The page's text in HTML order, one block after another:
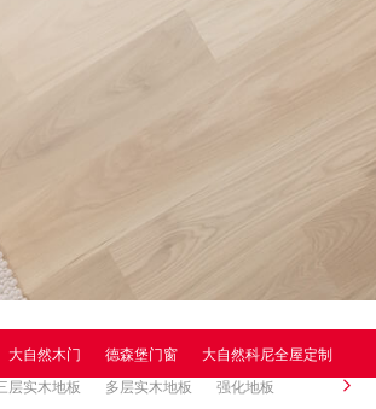
大自然木门 德森堡门窗 大自然科尼全屋定制
层实木地板 多层实木地板 强化地板